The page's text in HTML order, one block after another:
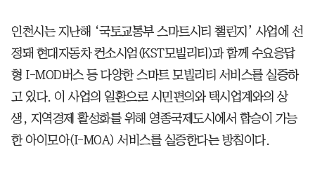
인천시는 지난해 ‘국토교통부 스마트시티 챌린지’ 사업에 선
정돼 현대자동차 컨소시엄(KST모빌리티)과 함께 수요응답
형 I-MOD버스 등 다양한 스마트 모빌리티 서비스를 실증하
고 있다. 이 사업의 일환으로 시민편의와 택시업계와의 상
생, 지역경제 활성화를 위해 영종국제도시에서 합승이 가능
한 아이모아(I-MOA) 서비스를 실증한다는 방침이다.